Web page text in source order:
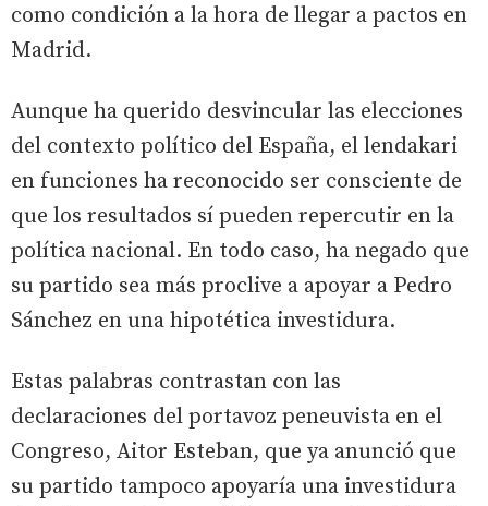
como condición a la hora de llegar a pactos en
Madrid.
Aunque ha querido desvincular las elecciones
del contexto político del España, el lendakari
en funciones ha reconocido ser consciente de
que los resultados sí pueden repercutir en la
política nacional. En todo caso, ha negado que
su partido sea más proclive a apoyar a Pedro
Sánchez en una hipotética investidura.
Estas palabras contrastan con las
declaraciones del portavoz peneuvista en el
Congreso, Aitor Esteban, que ya anunció que
su partido tampoco apoyaría una investidura